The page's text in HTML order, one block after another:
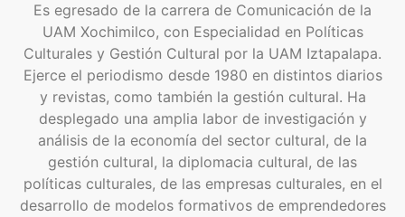
Es egresado de la carrera de Comunicación de la
UAM Xochimilco, con Especialidad en Políticas
Culturales y Gestión Cultural por la UAM Iztapalapa.
Ejerce el periodismo desde 1980 en distintos diarios
y revistas, como también la gestión cultural. Ha
desplegado una amplia labor de investigación y
análisis de la economía del sector cultural, de la
gestión cultural, la diplomacia cultural, de las
políticas culturales, de las empresas culturales, en el
desarrollo de modelos formativos de emprendedores